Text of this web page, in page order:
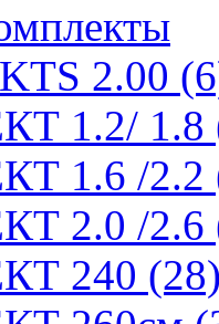
2.00
1.2/ 1.8
1.6 /2.2
2.0 /2.6
240